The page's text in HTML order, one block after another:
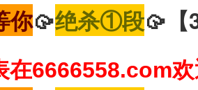
你🥠绝杀①段🥠【
在6666558.com